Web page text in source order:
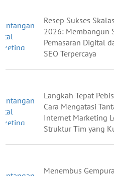
Resep Sukses
2026: Membangun
Pemasaran Digital
SEO Terpercaya
Langkah Tepat
Cara Mengatasi
Internet Marketing
Struktur Tim yang
Menembus